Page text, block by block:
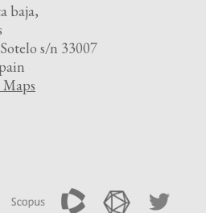
baja,
s/n 33007